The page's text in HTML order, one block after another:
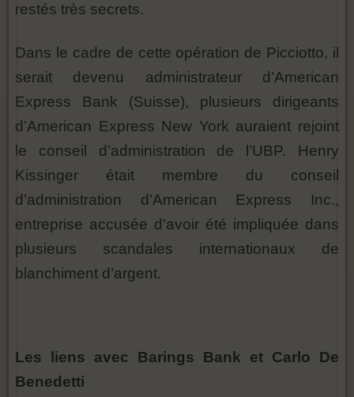
restés très secrets.
Dans le cadre de cette opération de Picciotto, il
serait devenu administrateur d’American
Express Bank (Suisse), plusieurs dirigeants
d’American Express New York auraient rejoint
le conseil d’administration de l’UBP. Henry
Kissinger était membre du conseil
d’administration d’American Express Inc.,
entreprise accusée d’avoir été impliquée dans
plusieurs scandales internationaux de
blanchiment d’argent.
Les liens avec Barings Bank et Carlo De
Benedetti